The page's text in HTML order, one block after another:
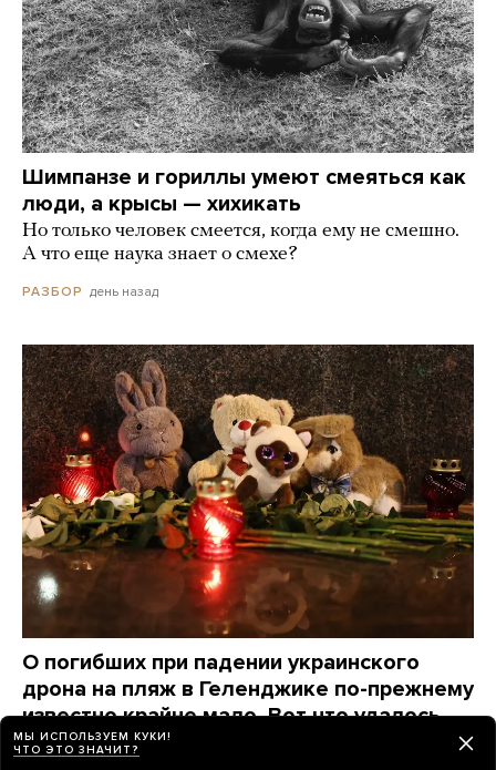
Шимпанзе и гориллы умеют смеяться как
люди, а крысы — хихикать
Но только человек смеется, когда ему не смешно.
А что еще наука знает о смехе?
РАЗБОР день назад
О погибших при падении украинского
дрона на пляж в Геленджике по-прежнему
известно крайне мало. Вот что удалось
узнать о жертвах за три дня
МЫ ИСПОЛЬЗУЕМ КУКИ!
ЧТО ЭТО ЗНАЧИТ?